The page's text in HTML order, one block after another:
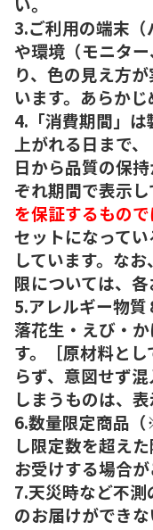
3.ご利用の端末（
や環境（モニタ
り、色の見え方
います。あらかじ
4.「消費期間」
上がれる日まで、
日から品質の保
ぞれ期間で表示し
を保証するもので
セットになって
しています。な
限については、各
5.アレルギー物質
落花生・えび・
す。［原材料と
らず、意図せず
しまうものは、表
6.数量限定商品
し限定数を超え
お受けする場合が
7.天災時など不
のお届けができ